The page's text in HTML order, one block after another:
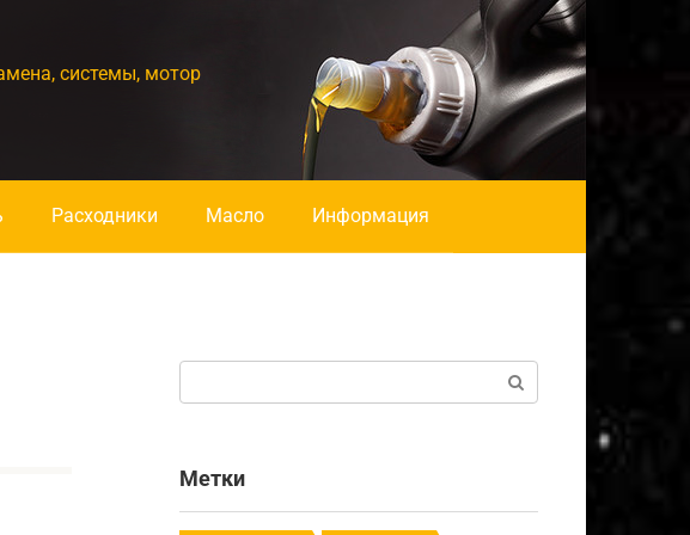
системы, мотор
Расходники Масло Информация
Метки